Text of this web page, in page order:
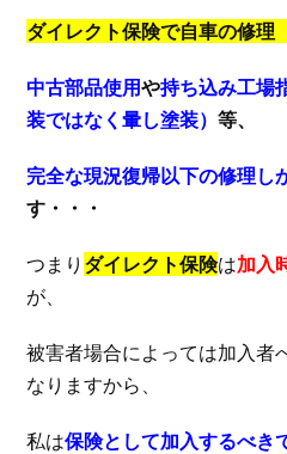
ダイレクト保険で自車の修理
中古部品使用や持ち込み工場
装ではなく暈し塗装）等、
完全な現況復帰以下の修理し
す・・・
つまり ダイレクト保険は加入
が、
被害者場合によっては加入者
なりますから、
私は保険として加入するべき